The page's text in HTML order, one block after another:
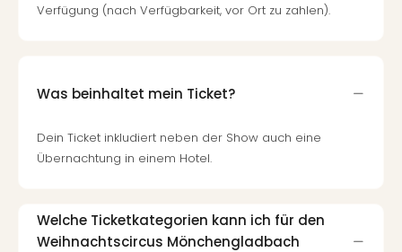
Verfügung (nach Verfügbarkeit, vor Ort zu zahlen).
Was beinhaltet mein Ticket?
Dein Ticket inkludiert neben der Show auch eine
Übernachtung in einem Hotel.
Welche Ticketkategorien kann ich für den
Weihnachtscircus Mönchengladbach